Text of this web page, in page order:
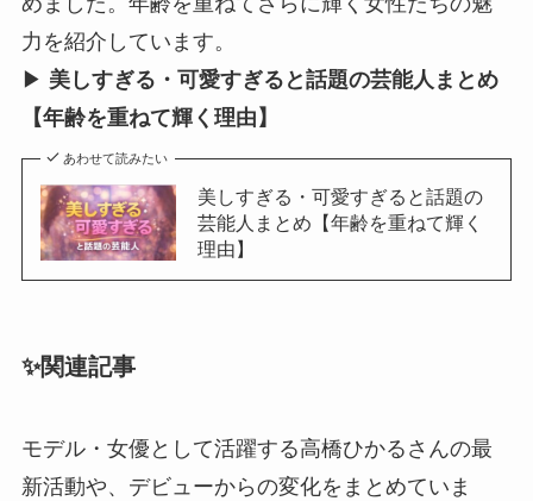
力を紹介しています。
▶︎ 美しすぎる・可愛すぎると話題の芸能人まとめ
【年齢を重ねて輝く理由】
あわせて読みたい
美しすぎる・可愛すぎると話題の
芸能人まとめ【年齢を重ねて輝く
理由】
✨関連記事
モデル・女優として活躍する高橋ひかるさんの最
新活動や、デビューからの変化をまとめていま